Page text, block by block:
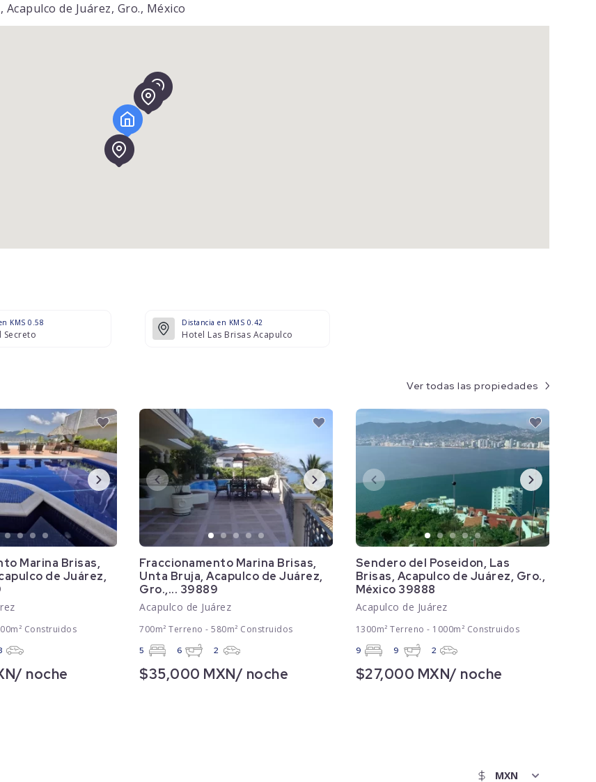
de Juárez, Gro., México
KMS 0.58
Secreto
Distancia en KMS 0.42
Hotel Las Brisas Acapulco
Marina Brisas,
de Juárez,
Construidos
noche
Fraccionamento Marina Brisas,
Unta Bruja, Acapulco de Juárez,
Gro.,... 39889
Acapulco de Juárez
700m² Terreno - 580m² Construidos
5 6 2
$35,000 MXN/ noche
Sendero del Poseidon, Las
Brisas, Acapulco de Juárez, Gro.,
México 39888
Acapulco de Juárez
1300m² Terreno - 1000m² Construidos
9 9 2
$27,000 MXN/ noche
Ver todas las propiedades